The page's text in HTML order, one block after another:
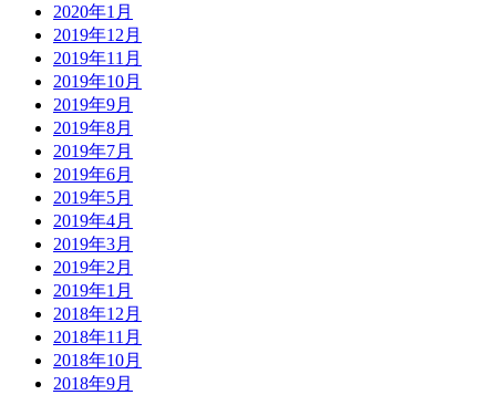
2020年1月
2019年12月
2019年11月
2019年10月
2019年9月
2019年8月
2019年7月
2019年6月
2019年5月
2019年4月
2019年3月
2019年2月
2019年1月
2018年12月
2018年11月
2018年10月
2018年9月